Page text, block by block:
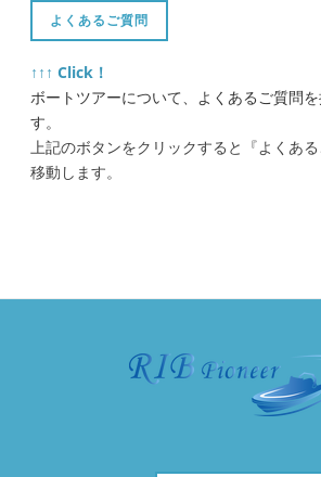
よくあるご質問
↑↑↑ Click！
ボートツアーについて、よくあるご質問
す。
上記のボタンをクリックすると『よくあ
移動します。